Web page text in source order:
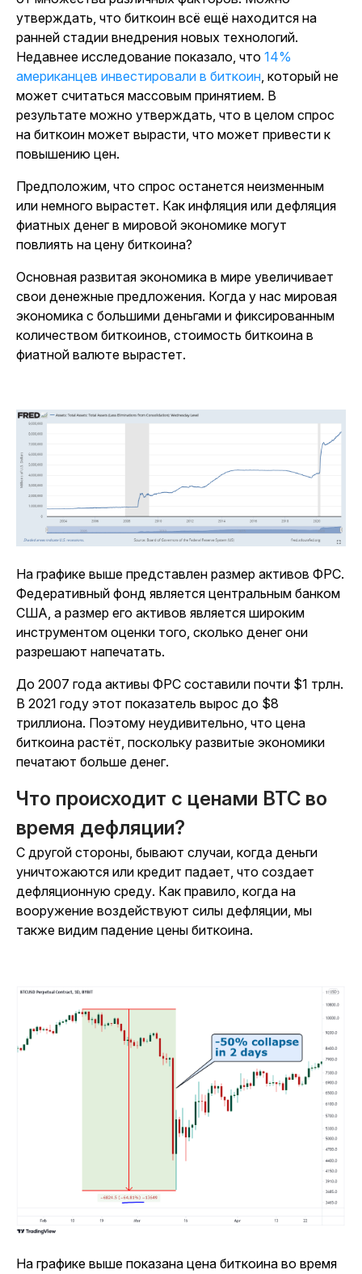
утверждать, что биткоин всё ещё находится на
ранней стадии внедрения новых технологий.
Недавнее исследование показало, что 14%
американцев инвестировали в биткоин, который не
может считаться массовым принятием. В
результате можно утверждать, что в целом спрос
на биткоин может вырасти, что может привести к
повышению цен.
Предположим, что спрос останется неизменным
или немного вырастет. Как инфляция или дефляция
фиатных денег в мировой экономике могут
повлиять на цену биткоина?
Основная развитая экономика в мире увеличивает
свои денежные предложения. Когда у нас мировая
экономика с большими деньгами и фиксированным
количеством биткоинов, стоимость биткоина в
фиатной валюте вырастет.
На графике выше представлен размер активов ФРС.
Федеративный фонд является центральным банком
США, а размер его активов является широким
инструментом оценки того, сколько денег они
разрешают напечатать.
До 2007 года активы ФРС составили почти $1 трлн.
В 2021 году этот показатель вырос до $8
триллиона. Поэтому неудивительно, что цена
биткоина растёт, поскольку развитые экономики
печатают больше денег.
Что происходит с ценами BTC во
время дефляции?
С другой стороны, бывают случаи, когда деньги
уничтожаются или кредит падает, что создает
дефляционную среду. Как правило, когда на
вооружение воздействуют силы дефляции, мы
также видим падение цены биткоина.
На графике выше показана цена биткоина во время